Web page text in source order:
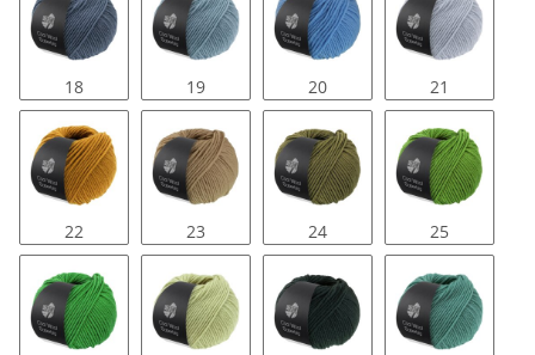
18 19 20 21
22 23 24 25